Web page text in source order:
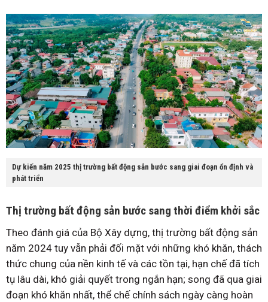
Dự kiến năm 2025 thị trường bất động sản bước sang giai đoạn ổn định và
phát triển
Thị trường bất động sản bước sang thời điểm khởi sắc
Theo đánh giá của Bộ Xây dựng, thị trường bất động sản
năm 2024 tuy vẫn phải đối mặt với những khó khăn, thách
thức chung của nền kinh tế và các tồn tại, hạn chế đã tích
tụ lâu dài, khó giải quyết trong ngắn hạn; song đã qua giai
đoạn khó khăn nhất, thể chế chính sách ngày càng hoàn